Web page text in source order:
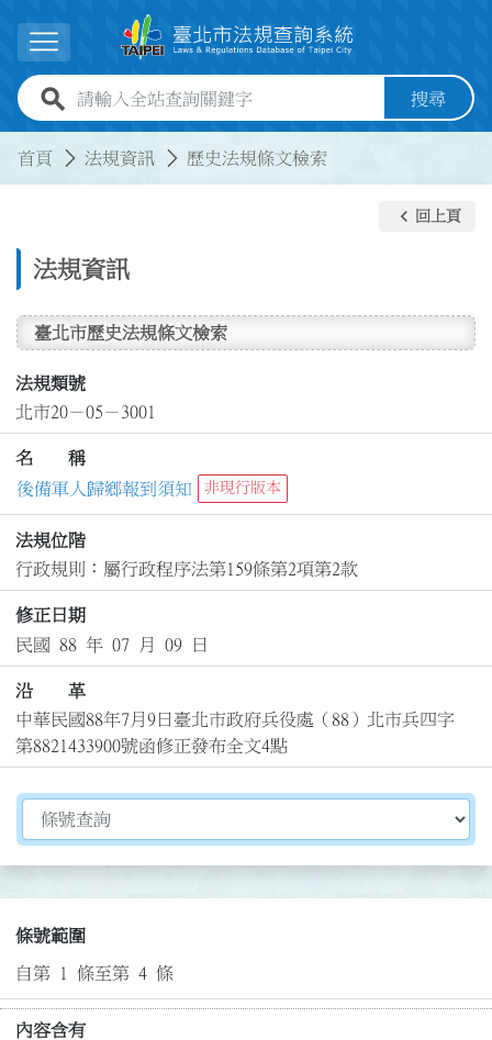
展開選單
全站查詢關鍵字欄位 搜尋
首頁 法規資訊 歷史法規條文檢索
法規資訊
keyboard_arrow_left 回上頁
臺北市歷史法規條文檢索
法規類號
北市20－05－3001
名 稱
後備軍人歸鄉報到須知
非現行版本
法規位階
行政規則：屬行政程序法第159條第2項第2款
修正日期
民國 88 年 07 月 09 日
沿 革
中華民國88年7月9日臺北市政府兵役處（88）北市兵四字
第8821433900號函修正發布全文4點
切換選擇法規資訊內容
條號範圍
自第 1 條至第 4 條
內容含有